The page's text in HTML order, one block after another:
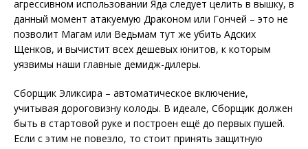
агрессивном использовании Яда следует целить в вышку, в
данный момент атакуемую Драконом или Гончей – это не
позволит Магам или Ведьмам тут же убить Адских
Щенков, и вычистит всех дешевых юнитов, к которым
уязвимы наши главные демидж-дилеры.
Сборщик Эликсира – автоматическое включение,
учитывая дороговизну колоды. В идеале, Сборщик должен
быть в стартовой руке и построен ещё до первых пушей.
Если с этим не повезло, то стоит принять защитную